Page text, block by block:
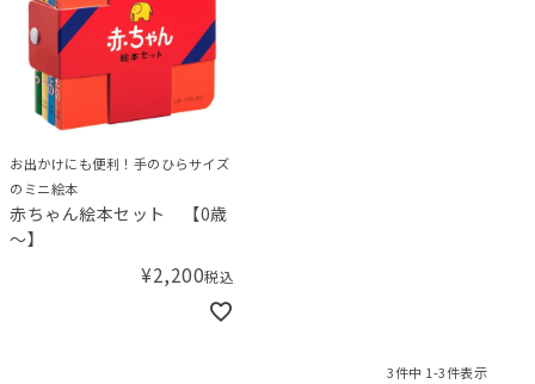
お出かけにも便利！手のひらサイズ
のミニ絵本
赤ちゃん絵本セット 【0歳
～】
¥2,200税込
3件中 1-3件表示